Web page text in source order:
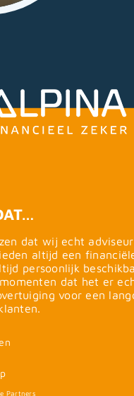
dat wij echt
altijd een
persoonlijk
dat het er
voor een
Partners